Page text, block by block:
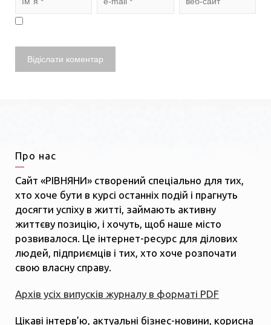
Про нас
Сайт «РІВНЯНИ» створений спеціально для тих,
хто хоче бути в курсі останніх подій і прагнуть
досягти успіху в житті, займають активну
життєву позицію, і хочуть, щоб наше місто
розвивалося. Це інтернет-ресурс для ділових
людей, підприємців і тих, хто хоче розпочати
свою власну справу.
Архів усіх випусків журналу в форматі PDF
Цікаві інтерв’ю, актуальні бізнес-новини, корисна